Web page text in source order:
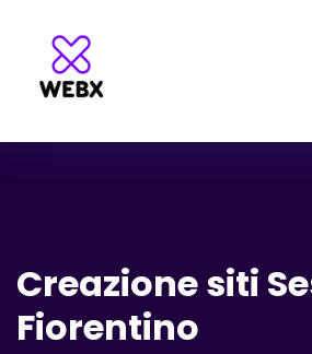
Creazione siti
Fiorentino